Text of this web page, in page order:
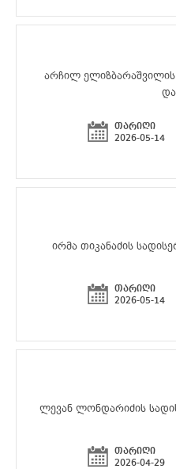
არჩილ
თარიღი
2026-05-14
ირმა თიკანაძის
თარიღი
2026-05-14
ლევან ლონდარიძის
თარიღი
2026-04-29